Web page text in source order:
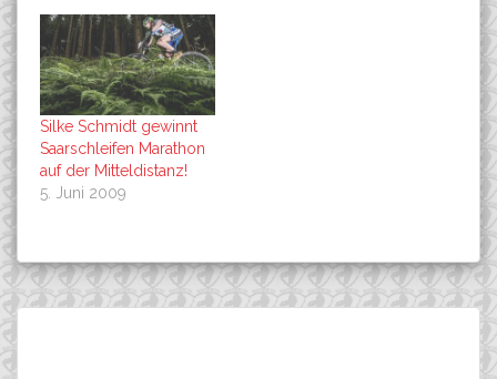
Silke Schmidt gewinnt
Saarschleifen Marathon
auf der Mitteldistanz!
5. Juni 2009